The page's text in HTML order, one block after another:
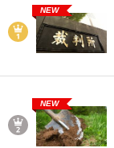
NEW
NEW